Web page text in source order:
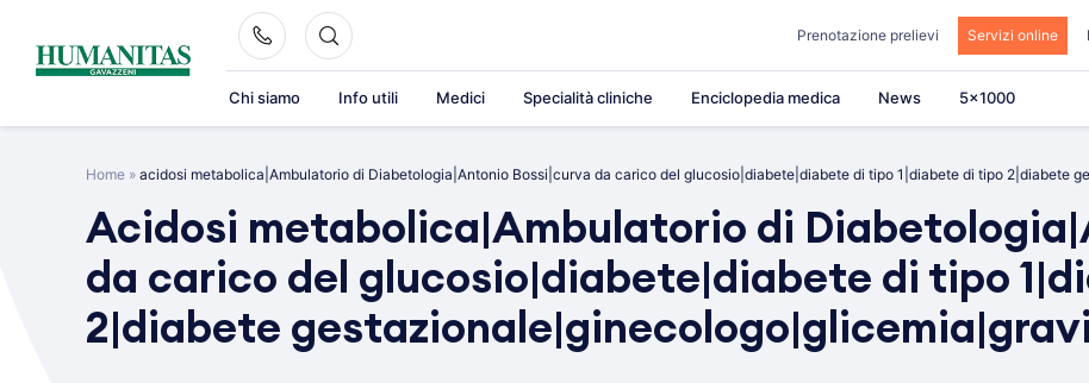
content
Prenotazione prelievi Servizi online
Chi siamo Info utili Medici Specialità cliniche Enciclopedia medica News 5×1000
Home » acidosi metabolica|Ambulatorio di Diabetologia|Antonio Bossi|curva da carico del glucosio|diabete|diabete di tipo 1|diabete di tipo 2|diabete
Acidosi metabolica|Ambulatorio di
da carico del glucosio|diabete|diabete di tipo
2|diabete